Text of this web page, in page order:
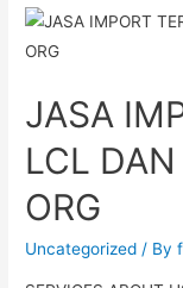
JASA
LCL
ORG
Uncategorized / By